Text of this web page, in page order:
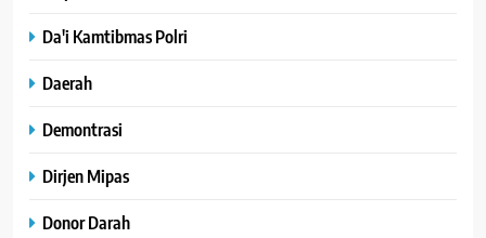
Da'i Kamtibmas Polri
Daerah
Demontrasi
Dirjen Mipas
Donor Darah